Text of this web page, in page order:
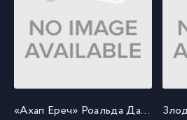
«Ахап Ереч» Роальда Даля